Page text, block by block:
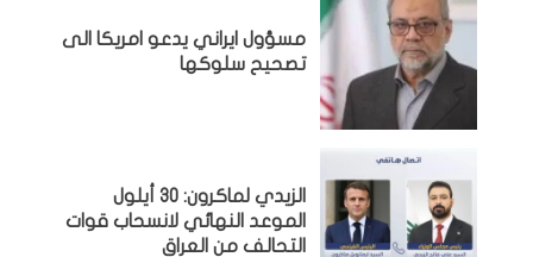
مسؤول ايراني يدعو امريكا الى
تصحيح سلوكها
الزيدي لماكرون: 30 أيلول
الموعد النهائي لانسحاب قوات
التحالف من العراق